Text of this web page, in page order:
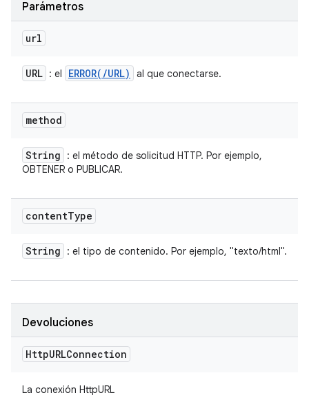
Parámetros
url
URL : el ERROR( /URL) al que conectarse.
method
String
: el método de solicitud HTTP. Por ejemplo,
OBTENER o PUBLICAR.
contentType
String : el tipo de contenido. Por ejemplo, "texto/html".
Devoluciones
HttpURLConnection
La conexión HttpURL